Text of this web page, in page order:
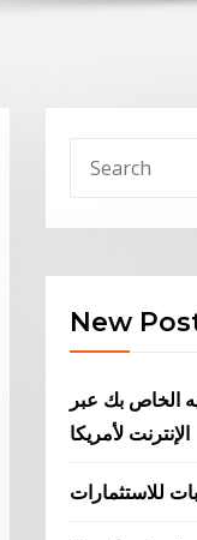
New
الخاص بك عبر
الإنترنت لأمريكا
للاستثمارات